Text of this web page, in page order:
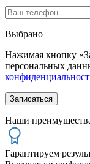
Выбрано
Нажимая кнопку
персональных
Наши
Гарантируем